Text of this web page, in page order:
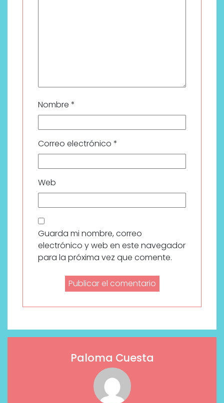
Nombre *
Correo electrónico *
Web
Guarda mi nombre, correo
electrónico y web en este navegador
para la próxima vez que comente.
Paloma Cuesta